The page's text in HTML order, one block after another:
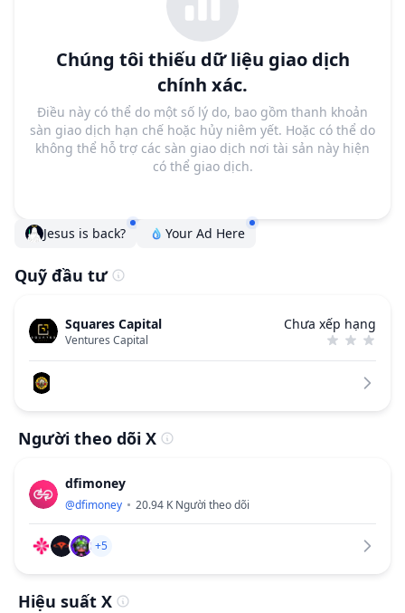
Chúng tôi thiếu dữ liệu giao dịch
chính xác.
Điều này có thể do một số lý do, bao gồm thanh khoản
sàn giao dịch hạn chế hoặc hủy niêm yết. Hoặc có thể do
không thể hỗ trợ các sàn giao dịch nơi tài sản này hiện
có thể giao dịch.
Jesus is back? Your Ad Here
Quỹ đầu tư
Squares Capital
Ventures Capital
Chưa xếp hạng
Người theo dõi X
dfimoney
@dfimoney 20.94 K Người theo dõi
+5
Hiệu suất X